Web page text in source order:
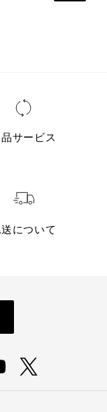
サービス
について